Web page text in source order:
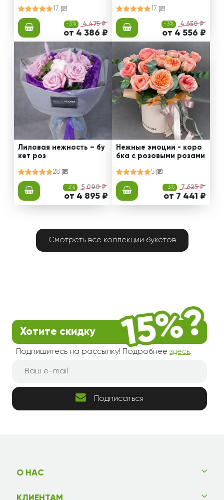
17
-3% 4 475 ₽
от 4 386 ₽
17
-3% 4 650 ₽
от 4 556 ₽
Лиловая нежность – бу
кет роз
28
-3% 5 000 ₽
от 4 895 ₽
Нежные эмоции - коро
бка с розовыми розами
5
-3% 7 625 ₽
от 7 441 ₽
Смотреть все коллекции букетов
Хотите скидку
Подпишитесь на рассылку! Подробнее здесь.
Подписаться
О НАС
КЛИЕНТАМ